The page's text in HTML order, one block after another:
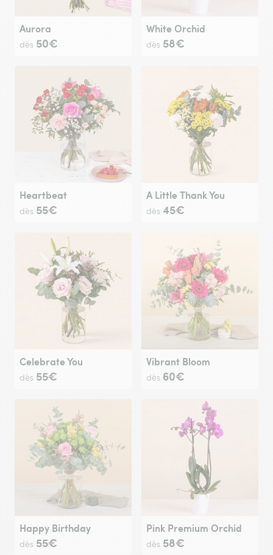
Aurora
dès 50€
White Orchid
dès 58€
Heartbeat
dès 55€
A Little Thank You
dès 45€
Celebrate You
dès 55€
Vibrant Bloom
dès 60€
Happy Birthday
dès 55€
Pink Premium Orchid
dès 58€